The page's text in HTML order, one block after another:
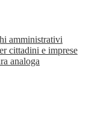
amministrativi
cittadini e imprese
analoga